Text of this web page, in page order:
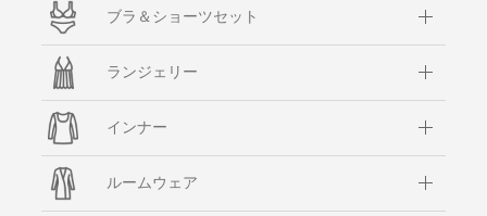
ブラ＆ショーツセット
ランジェリー
インナー
ルームウェア